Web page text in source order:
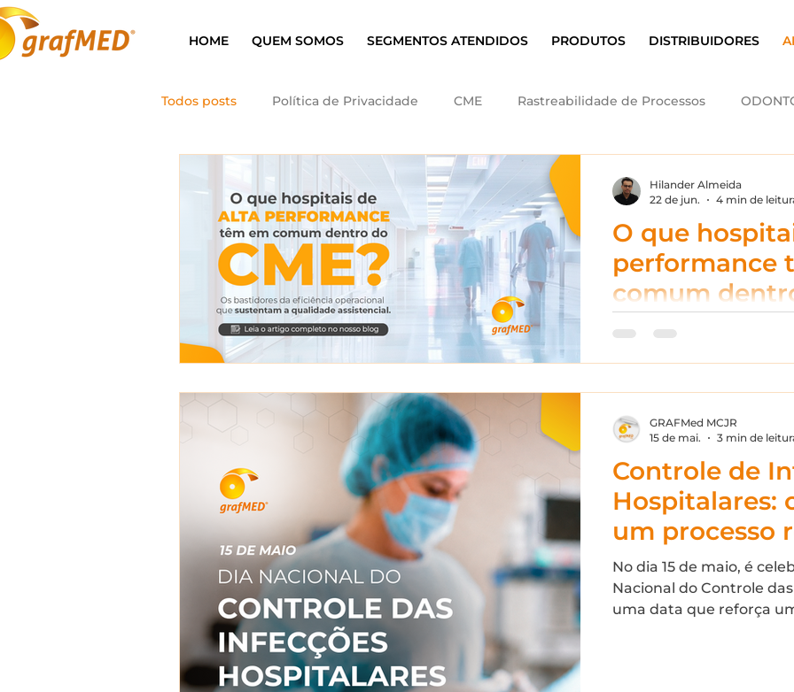
HOME QUEM SOMOS SEGMENTOS ATENDIDOS PRODUTOS DISTRIBUIDORES
Todos posts Política de Privacidade CME Rastreabilidade de Processos
O que
performance
comum
Crescer em volume de
equação, o CME
sentir o peso. Quando
capacidade assistencial
pergunta
operação: a estrutura de
mesma velocidade? Em
Material e Esteriliz
Hilander Almeida
22 de jun.
4 min de
Controle de
Hospitalares:
um processo
seguro hoje
No dia 15 de maio, é
Nacional do Controle
uma data que reforça
GRAFMed MCJR
15 de mai.
3 min de